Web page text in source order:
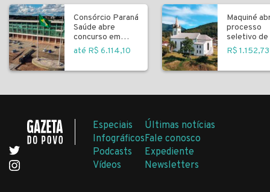
Consórcio Paraná
Saúde abre
concurso em
Curitiba
até R$ 6.114,10
Maquiné
processo
seletivo de
R$ 1.152,73
Especiais
Infográficos
Podcasts
Vídeos
Últimas notícias
Fale conosco
Expediente
Newsletters